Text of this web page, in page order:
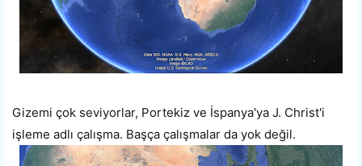
Gizemi çok seviyorlar, Portekiz ve İspanya'ya J. Christ'i
işleme adlı çalışma. Başça çalışmalar da yok değil.